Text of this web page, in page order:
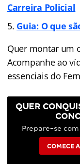
Carreira Policial
Guia: O que
Quer montar um
Acompanhe ao
essenciais do
QUER
Prepare-se
COMECE